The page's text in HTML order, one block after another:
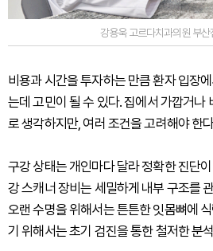
강용욱 고르다치과의원 부산
비용과 시간을 투자하는 만큼 환자 입장
는데 고민이 될 수 있다. 집에서 가깝거나
로 생각하지만, 여러 조건을 고려해야 한
구강 상태는 개인마다 달라 정확한 진단
강 스캐너 장비는 세밀하게 내부 구조를
오랜 수명을 위해서는 튼튼한 잇몸뼈에
기 위해서는 초기 검진을 통한 철저한 분